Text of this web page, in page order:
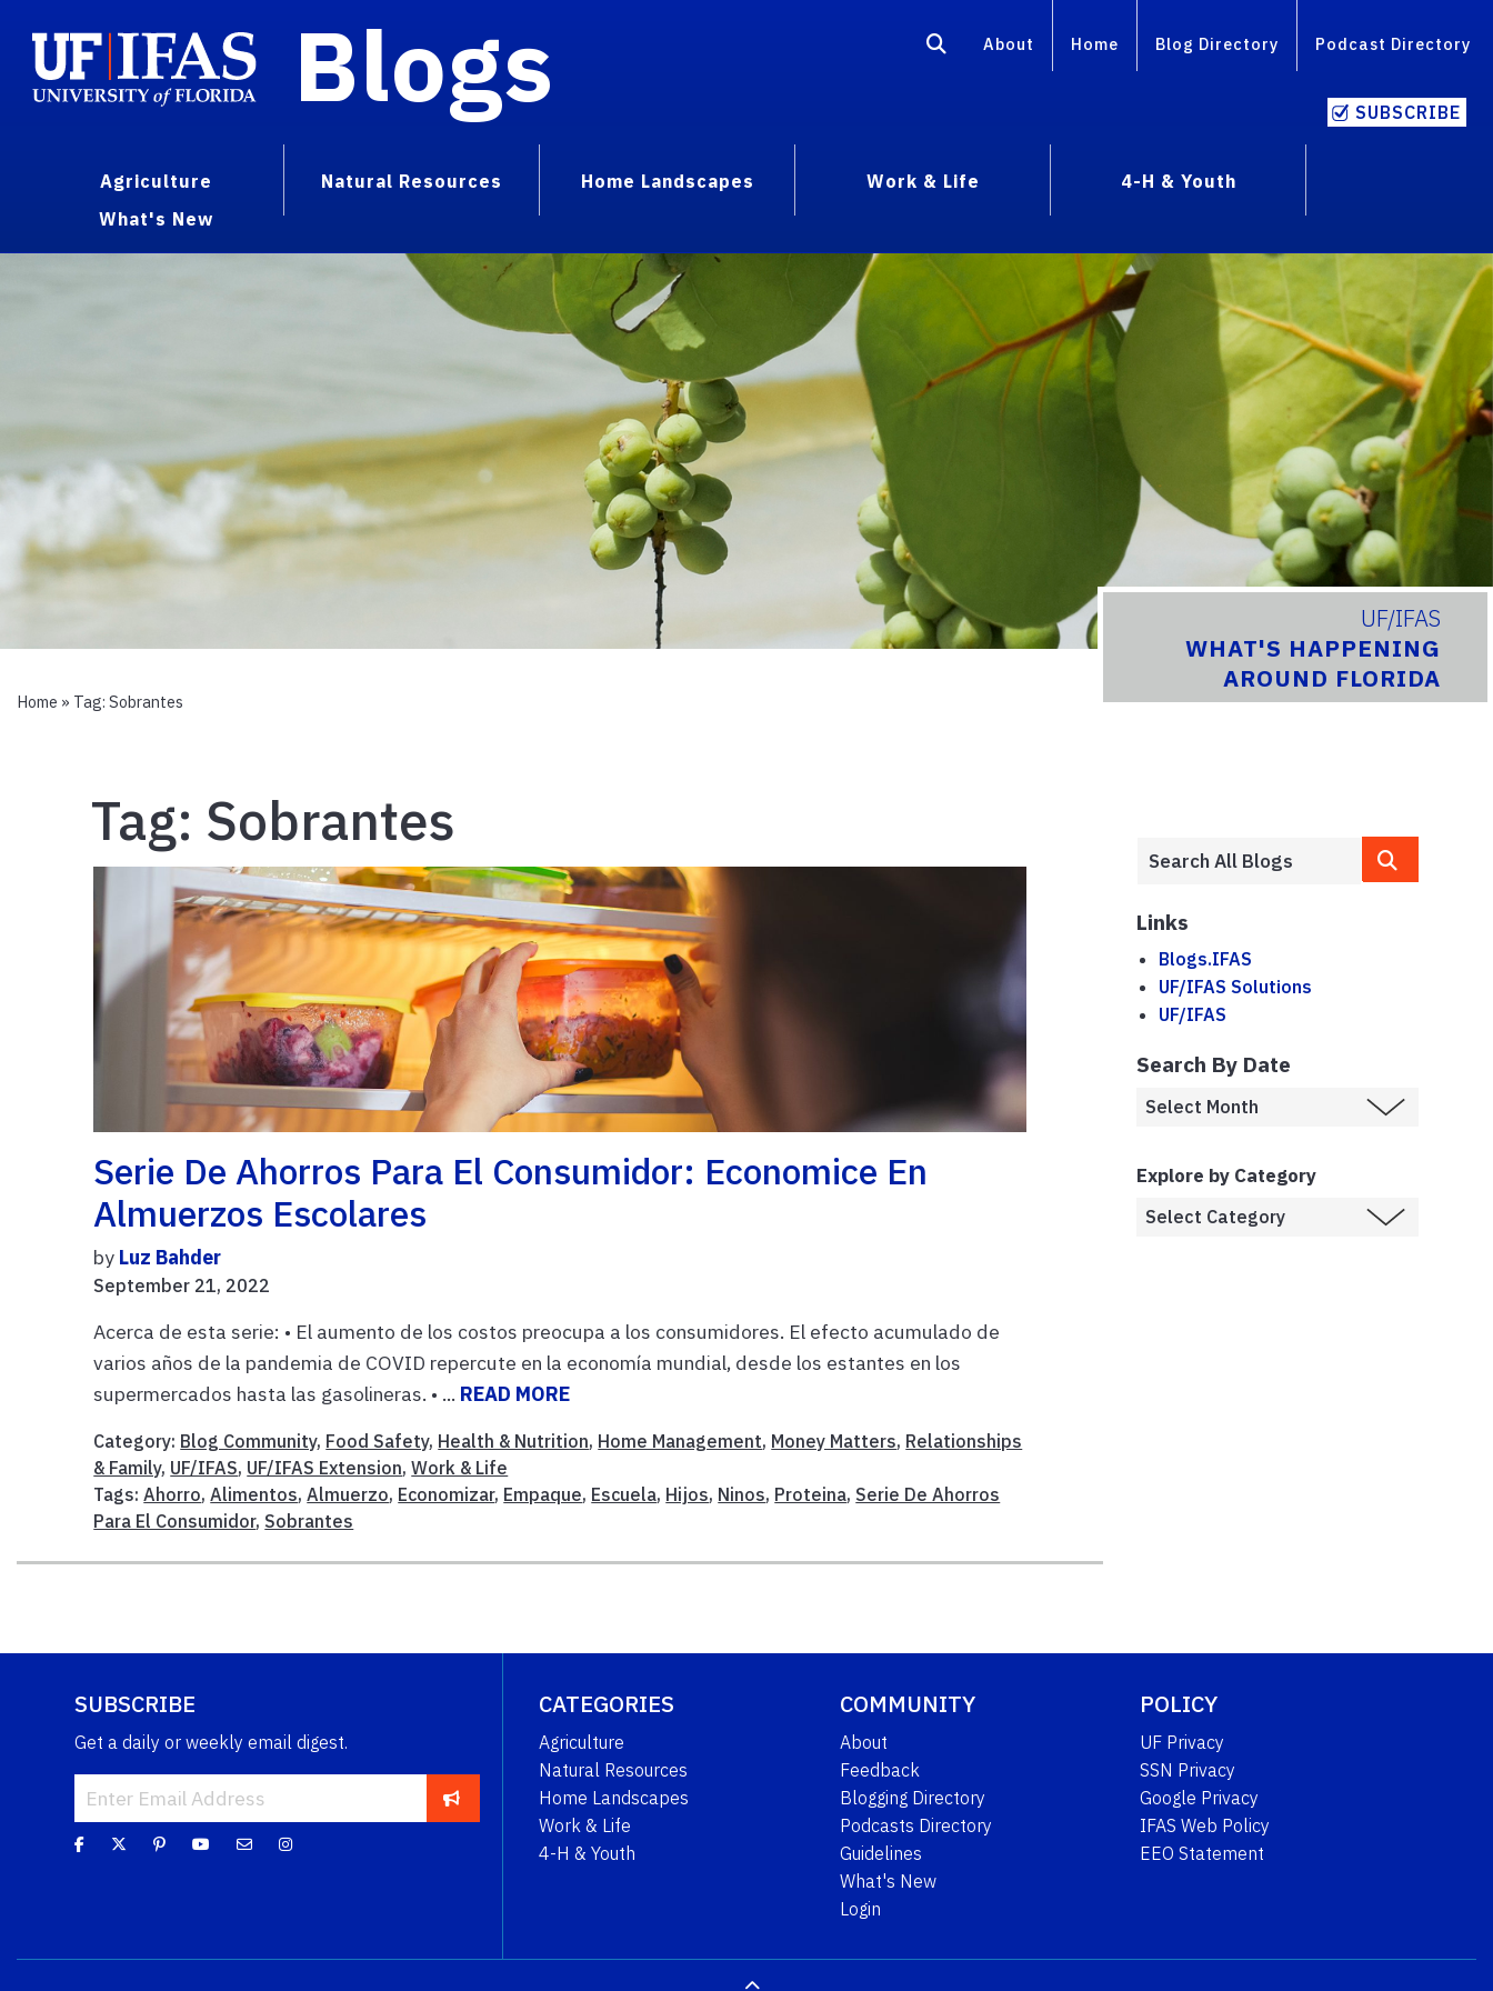
Blogs About Home Blog Directory Podcast Directory
SUBSCRIBE
Agriculture Natural Resources Home Landscapes Work & Life
4-H & Youth
What's New
UF/IFAS
WHAT'S HAPPENING
AROUND FLORIDA
Home » Tag: Sobrantes
Tag: Sobrantes
Serie De Ahorros Para El Consumidor: Economice En
Almuerzos Escolares
by Luz Bahder
September 21, 2022
Acerca de esta serie: • El aumento de los costos preocupa a los consumidores. El efecto acumulado de
varios años de la pandemia de COVID repercute en la economía mundial, desde los estantes en los
supermercados hasta las gasolineras. • ... READ MORE
Category: Blog Community, Food Safety, Health & Nutrition, Home Management, Money Matters, Relationships
& Family, UF/IFAS, UF/IFAS Extension,Work & Life
Tags:Ahorro,Alimentos,Almuerzo, Economizar, Empaque, Escuela, Hijos, Ninos, Proteina, Serie De Ahorros
Para El Consumidor, Sobrantes
Links
Blogs.IFAS
UF/IFAS Solutions
UF/IFAS
Search By Date
Explore by Category
SUBSCRIBE
Get a daily or weekly email digest.
CATEGORIES
Agriculture
Natural Resources
Home Landscapes
Work & Life
4-H & Youth
COMMUNITY
About
Feedback
Blogging Directory
Podcasts Directory
Guidelines
What's New
Login
POLICY
UF Privacy
SSN Privacy
Google Privacy
IFAS Web Policy
EEO Statement